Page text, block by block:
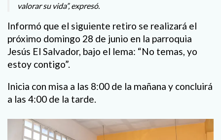
valorar su vida”, expresó.
Informó que el siguiente retiro se realizará el
próximo domingo 28 de junio en la parroquia
Jesús El Salvador, bajo el lema: “No temas, yo
estoy contigo”.
Inicia con misa a las 8:00 de la mañana y concluirá
a las 4:00 de la tarde.